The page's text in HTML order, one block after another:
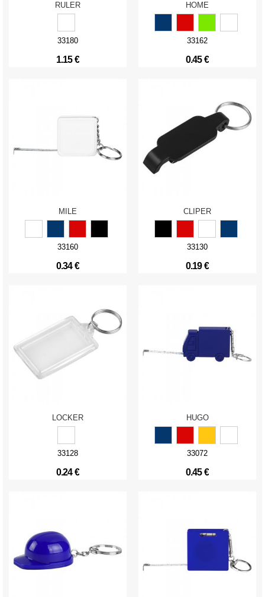
RULER
33180
1.15 €
HOME
33162
0.45 €
MILE
33160
0.34 €
CLIPER
33130
0.19 €
LOCKER
33128
0.24 €
HUGO
33072
0.45 €